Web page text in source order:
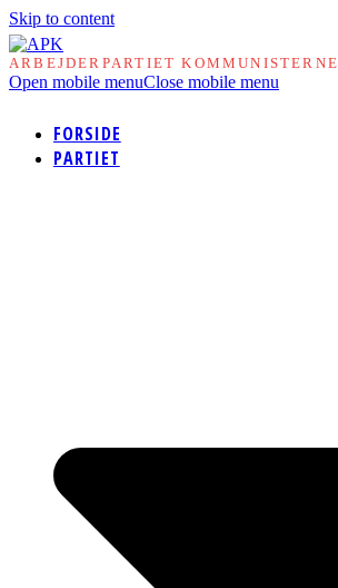
Skip to content
ARBEJDERPARTIET KOMMUNISTERNE
Open mobile menuClose mobile menu
FORSIDE
PARTIET